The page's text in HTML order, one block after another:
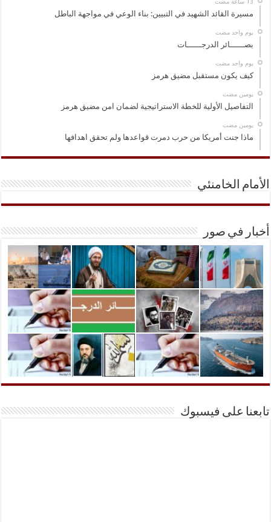
مسيرة القائد الشهيد في التبيين: بناء الوعي في مواجهة الباطل
‏يوم واحد مضت
بصــــــائر الدرجــــــات
‏يوم واحد مضت
كيف يكون مستقبل مضيق هرمز
‏يومين مضت
التفاصيل الأولية للخطة الاستراتيجية لضمان امن مضيق هرمز
‏يومين مضت
ماذا جنت أمريكا من حرب دمرت قواعدها ولم تحقق اهدافها
الأمام الخامنئي
أخبار في صور
تابعنا على فيسبوك